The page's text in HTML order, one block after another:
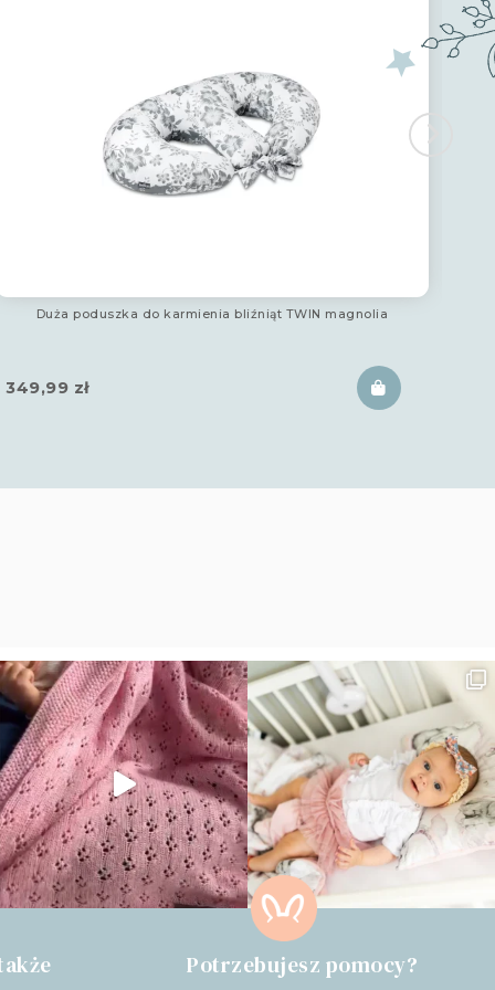
Duża poduszka do karmienia bliźniąt TWIN magnolia
349,99 zł
Potrzebujesz pomocy?